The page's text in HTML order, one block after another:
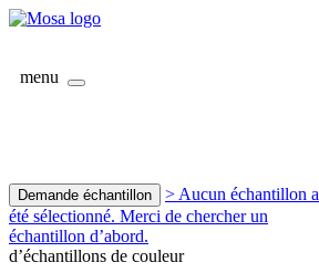
menu
Demande échantillon
> Aucun échantillon a
été sélectionné. Merci de chercher un
échantillon d’abord.
d’échantillons de couleur